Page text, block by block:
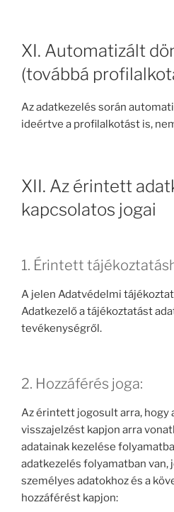
XI. Automatizált
(továbbá
Az adatkezelés során
ideértve a profilalkotást is,
XII. Az érintett
kapcsolatos jogai
1. Érintett
A jelen Adatvédelmi
Adatkezelő a tájékoztatást
tevékenységről.
2. Hozzáférés joga:
Az érintett jogosult arra, hogy
visszajelzést kapjon arra
adatainak kezelése
adatkezelés folyamatban van,
személyes adatokhoz és a
hozzáférést kapjon: